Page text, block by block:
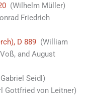
(Wilhelm Müller)
Friedrich
D 889(William
and August
Seidl)
Gottfried von Leitner)